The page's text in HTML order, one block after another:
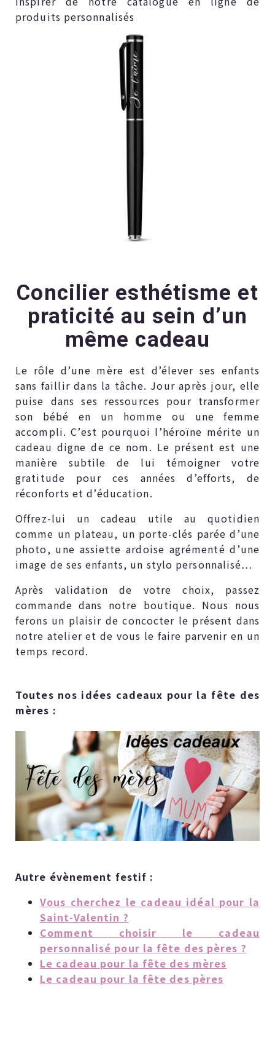
produits personnalisés
Concilier esthétisme et
praticité au sein d’un
même cadeau
Le rôle d’une mère est d’élever ses enfants
sans faillir dans la tâche. Jour après jour, elle
puise dans ses ressources pour transformer
son bébé en un homme ou une femme
accompli. C’est pourquoi l’héroïne mérite un
cadeau digne de ce nom. Le présent est une
manière subtile de lui témoigner votre
gratitude pour ces années d’efforts, de
réconforts et d’éducation.
Offrez-lui un cadeau utile au quotidien
comme un plateau, un porte-clés parée d’une
photo, une assiette ardoise agrémenté d’une
image de ses enfants, un stylo personnalisé…
Après validation de votre choix, passez
commande dans notre boutique. Nous nous
ferons un plaisir de concocter le présent dans
notre atelier et de vous le faire parvenir en un
temps record.
Toutes nos idées cadeaux pour la fête des
mères :
Autre évènement festif :
Vous cherchez le cadeau idéal pour la
Saint-Valentin ?
Comment choisir le cadeau
personnalisé pour la fête des pères ?
Le cadeau pour la fête des mères
Le cadeau pour la fête des pères